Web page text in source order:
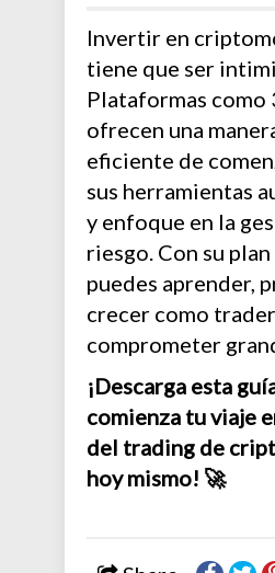
Invertir en
tiene que ser
Plataformas como
ofrecen una
eficiente de
sus herramientas
y enfoque en la
riesgo. Con su
puedes aprender,
crecer como
comprometer
¡Descarga esta
comienza tu viaje
del trading de
hoy mismo! 🚀